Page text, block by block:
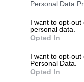
not limited to your
grant or deny
use your data for
consent section.
Personal Data
I want to opt-out
personal data.
Opted In
I want to opt-out
Personal Data.
Opted In
καιρικές
Κρατάτε
αφήστε τα
να
ασφάλειά